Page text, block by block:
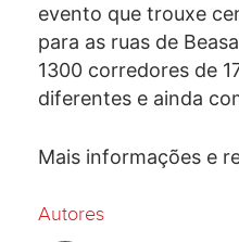
evento que trouxe
para as ruas de
1300 corredores de
diferentes e ainda
Mais informações e
Autores